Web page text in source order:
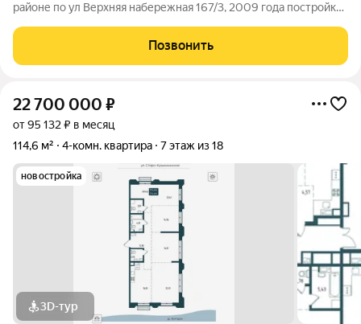
районе по ул Верхняя набережная 167/3, 2009 года постройки,
20,3 кв.м гостинная 20,1 кв.м, кухня 14,7 кв.м., два санузла,
отдельно
Позвонить
22 700 000 ₽
от 95 132 ₽ в месяц
114,6 м²
4-комн. квартира 7 этаж из 18
новостройка
3D-тур